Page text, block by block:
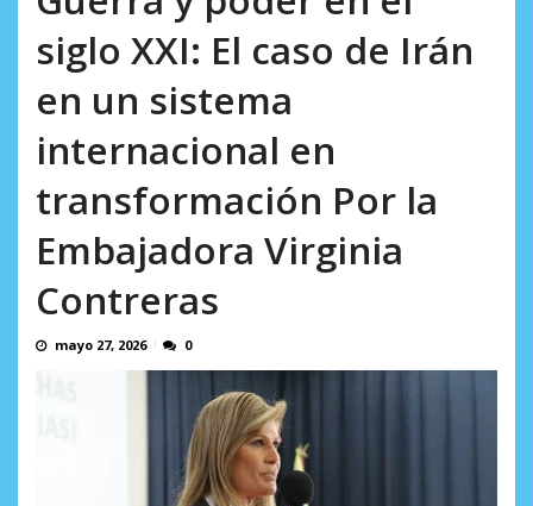
siglo XXI: El caso de Irán
en un sistema
internacional en
transformación Por la
Embajadora Virginia
Contreras
mayo 27, 2026 0